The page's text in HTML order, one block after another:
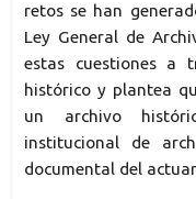
retos se han
Ley General de
estas cuestiones a
histórico y plantea
un archivo
institucional de
documental del